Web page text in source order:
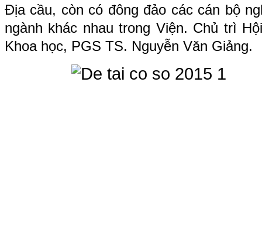
Địa cầu, còn có đông đảo các cán bộ
ngành khác nhau trong Viện. Chủ trì
Khoa học, PGS TS. Nguyễn Văn Giảng.